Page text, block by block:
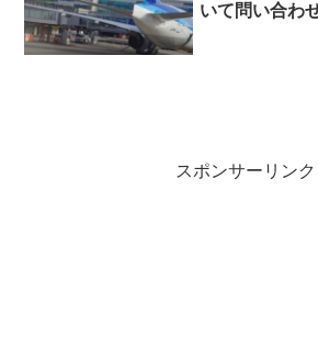
いて問い合わ
スポンサーリンク